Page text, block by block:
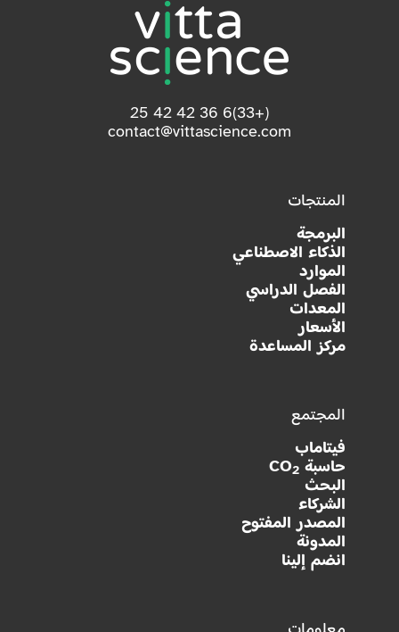
(+33)6 36 42 42 25
contact@vittascience.com
المنتجات
البرمجة
الذكاء الاصطناعي
الموارد
الفصل الدراسي
المعدات
الأسعار
مركز المساعدة
المجتمع
فيتاماب
حاسبة CO 2
البحث
الشركاء
المصدر المفتوح
المدونة
انضم إلينا